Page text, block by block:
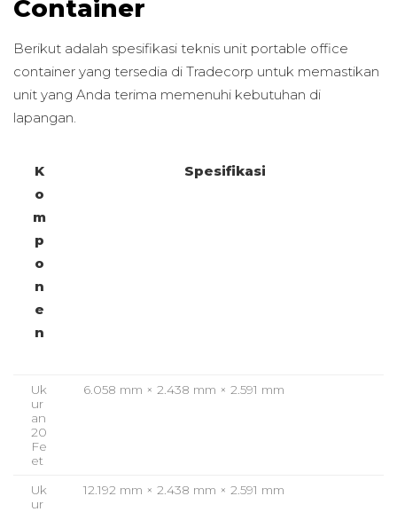
Container
Berikut adalah spesifikasi teknis unit portable office
container yang tersedia di Tradecorp untuk memastikan
unit yang Anda terima memenuhi kebutuhan di
lapangan.
K
o
m
p
o
n
e
n
Spesifikasi
Uk
ur
an
20
Fe
et
6.058 mm × 2.438 mm × 2.591 mm
Uk
ur
12.192 mm × 2.438 mm × 2.591 mm